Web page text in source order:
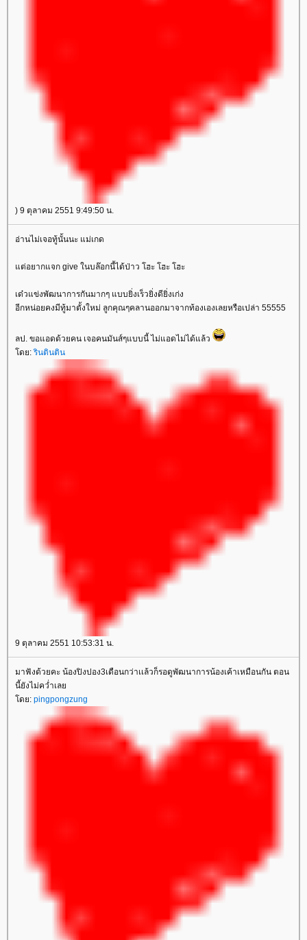
) 9 ตุลาคม 2551 9:49:50 น.
อ่านไม่เจอทู้นั้นนะ แม่เกด
ต่อยากแจก give ในบล๊อกนี้ได้ป่าว โฮะ โฮะ โฮะ
เด๋วแข่งพัฒนาการกันมากๆ แบบยิ่งเร็วยิ่งดียิ่งเก่ง
อีกหน่อยคงมีทู้มาตั้งใหม่ ลูกคุณๆคลานออกมาจากท้องเองเลยหรือเปล่า 55555
ลป. ขอแอดด้วยคน เจอคนมันส์ๆแบบนี้ ไม่แอดไม่ได้แล้ว
ดย:รินตินติน
9 ตุลาคม 2551 10:53:31 น.
มาฟังด้วยคะ น้องปิงปอง3เดือนกว่าเเล้วก็รอดูพัฒนาการน้องเค้าเหมือนกัน ตอน
นี้ยังไม่คว่ำเล
ดย: pingpongzung